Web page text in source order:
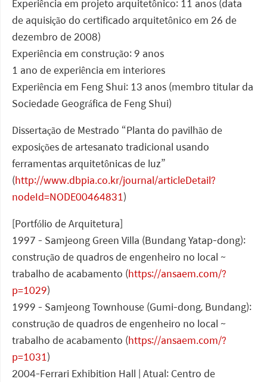
Experiência em projeto arquitetônico: 11 anos (data
de aquisição do certificado arquitetônico em 26 de
dezembro de 2008)
Experiência em construção: 9 anos
1 ano de experiência em interiores
Experiência em Feng Shui: 13 anos (membro titular da
Sociedade Geográfica de Feng Shui)
Dissertação de Mestrado “Planta do pavilhão de
exposições de artesanato tradicional usando
ferramentas arquitetônicas de luz”
(http://www.dbpia.co.kr/journal/articleDetail?
nodeId=NODE00464831)
[Portfólio de Arquitetura]
1997 - Samjeong Green Villa (Bundang Yatap-dong):
construção de quadros de engenheiro no local ~
trabalho de acabamento (https://ansaem.com/?
p=1029)
1999 - Samjeong Townhouse (Gumi-dong, Bundang):
construção de quadros de engenheiro no local ~
trabalho de acabamento (https://ansaem.com/?
p=1031)
2004-Ferrari Exhibition Hall | Atual: Centro de